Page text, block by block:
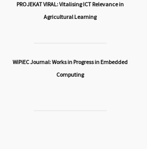
PROJEKAT VIRAL: Vitalising ICT Relevance in
Agricultural Learning
WiPiEC Journal: Works in Progress in Embedded
Computing